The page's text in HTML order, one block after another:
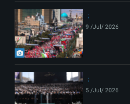
9 /Jul/ 2026
5 /Jul/ 2026